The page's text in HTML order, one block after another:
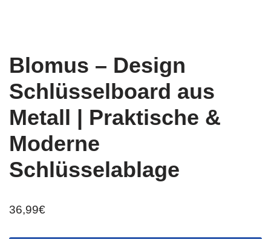
Blomus – Design
Schlüsselboard aus
Metall | Praktische &
Moderne
Schlüsselablage
36,99€